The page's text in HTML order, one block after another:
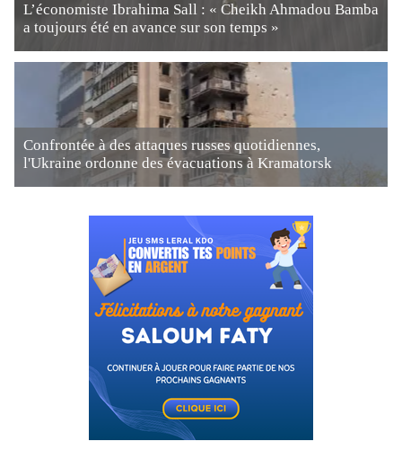
L’économiste Ibrahima Sall : « Cheikh Ahmadou Bamba
a toujours été en avance sur son temps »
Confrontée à des attaques russes quotidiennes,
l'Ukraine ordonne des évacuations à Kramatorsk